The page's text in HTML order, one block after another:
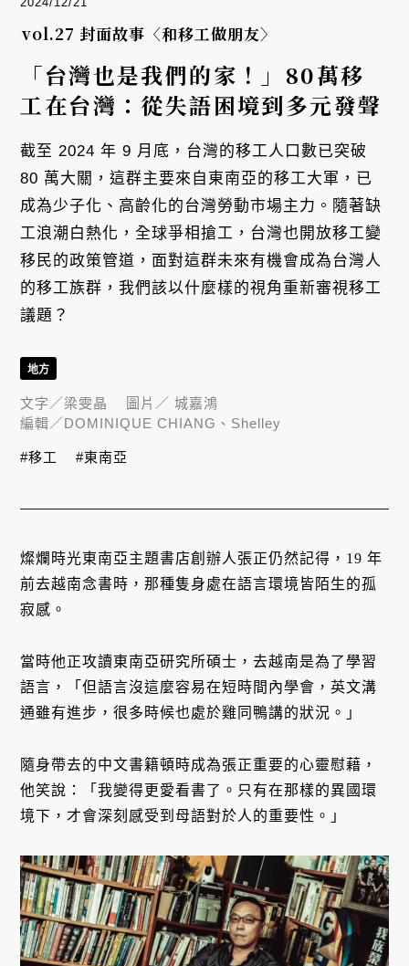
vol.27 封面故事〈和移工做朋友〉
「台灣也是我們的家！」80萬移
工在台灣：從失語困境到多元發聲
截至 2024 年 9 月底，台灣的移工人口數已突破
80 萬大關，這群主要來自東南亞的移工大軍，已
成為少子化、高齡化的台灣勞動市場主力。隨著缺
工浪潮白熱化，全球爭相搶工，台灣也開放移工變
移民的政策管道，面對這群未來有機會成為台灣人
的移工族群，我們該以什麼樣的視角重新審視移工
議題？
燦爛時光東南亞主題書店創辦人張正仍然記得，19 年
前去越南念書時，那種隻身處在語言環境皆陌生的孤
寂感。
當時他正攻讀東南亞研究所碩士，去越南是為了學習
語言，「但語言沒這麼容易在短時間內學會，英文溝
通雖有進步，很多時候也處於雞同鴨講的狀況。」
隨身帶去的中文書籍頓時成為張正重要的心靈慰藉，
他笑說：「我變得更愛看書了。只有在那樣的異國環
境下，才會深刻感受到母語對於人的重要性。」
地方
文字／梁雯晶 圖片／ 城嘉鴻
編輯／DOMINIQUE CHIANG、Shelley
#移工 #東南亞